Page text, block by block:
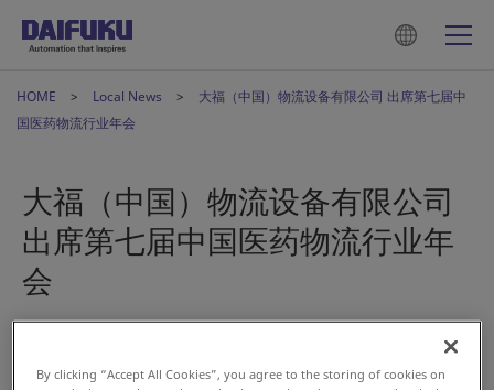
HOME Local News
大福（中国）物流设备有限公司 出席第七届中
国医药物流行业年会
大福（中国）物流设备有限公司
出席第七届中国医药物流行业年
会
By clicking “Accept All Cookies”, you agree to the storing of cookies on